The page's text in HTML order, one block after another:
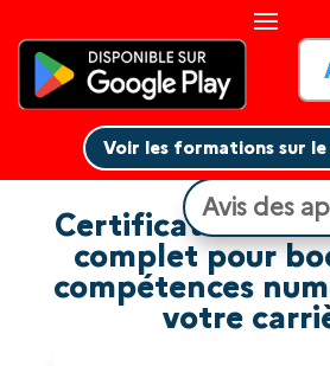
Avis des
Voir les formations sur le
Voir les formations sur le
Certification
complet pour
compétences
votre